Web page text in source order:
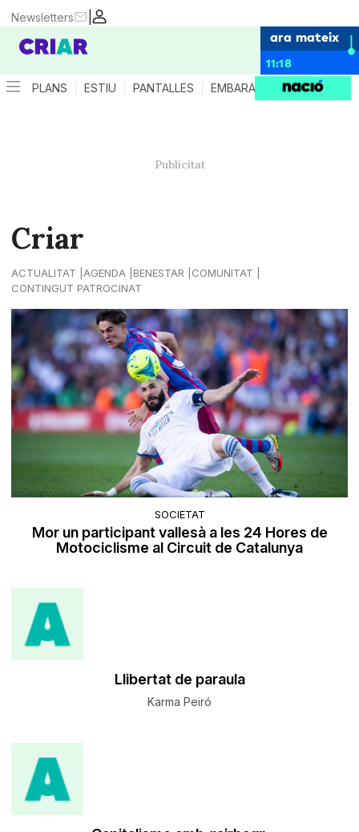
|
Newsletters
ara mateix
11:18
PLANS ESTIU PANTALLES EMBARÀS CRIANÇA
Criar
ACTUALITAT AGENDA BENESTAR
COMUNITAT
CONTINGUT PATROCINAT
SOCIETAT
Mor un participant vallesà a les 24 Hores de
Motociclisme al Circuit de Catalunya
​Llibertat de paraula
Karma Peiró